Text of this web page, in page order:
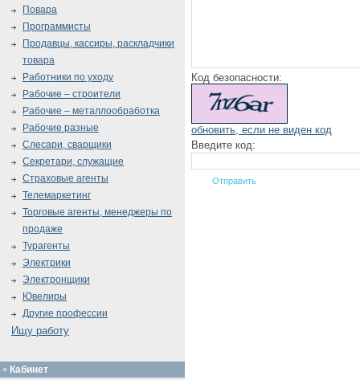
Код безопасности:
обновить, если не виден код
Введите код:
Повара
Программисты
Продавцы, кассиры, раскладчики
товара
Работники по уходу
Рабочие – строители
Рабочие – металлообработка
Рабочие разные
Слесари, сварщики
Секретари, служащие
Страховые агенты
Телемаркетинг
Торговые агенты, менеджеры по
продаже
Турагенты
Электрики
Электронщики
Ювелиры
Другие профессии
Ищу работу
Кабинет